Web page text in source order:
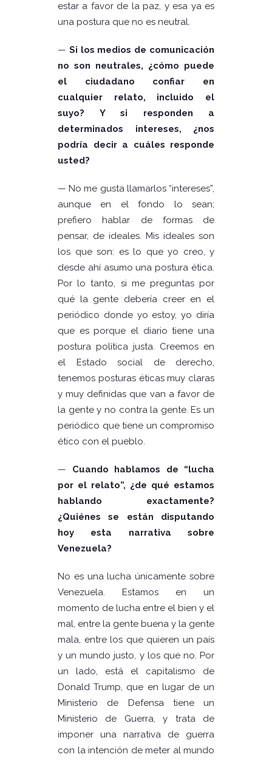
estar a favor de la paz, y esa ya es
una postura que no es neutral.
— Si los medios de comunicación
no son neutrales, ¿cómo puede
el ciudadano confiar en
cualquier relato, incluido el
suyo? Y si responden a
determinados intereses, ¿nos
podría decir a cuáles responde
usted?
— No me gusta llamarlos “intereses”,
aunque en el fondo lo sean;
prefiero hablar de formas de
pensar, de ideales. Mis ideales son
los que son: es lo que yo creo, y
desde ahí asumo una postura ética.
Por lo tanto, si me preguntas por
qué la gente debería creer en el
periódico donde yo estoy, yo diría
que es porque el diario tiene una
postura política justa. Creemos en
el Estado social de derecho,
tenemos posturas éticas muy claras
y muy definidas que van a favor de
la gente y no contra la gente. Es un
periódico que tiene un compromiso
ético con el pueblo.
— Cuando hablamos de “lucha
por el relato”, ¿de qué estamos
hablando exactamente?
¿Quiénes se están disputando
hoy esta narrativa sobre
Venezuela?
No es una lucha únicamente sobre
Venezuela. Estamos en un
momento de lucha entre el bien y el
mal, entre la gente buena y la gente
mala, entre los que quieren un país
y un mundo justo, y los que no. Por
un lado, está el capitalismo de
Donald Trump, que en lugar de un
Ministerio de Defensa tiene un
Ministerio de Guerra, y trata de
imponer una narrativa de guerra
con la intención de meter al mundo